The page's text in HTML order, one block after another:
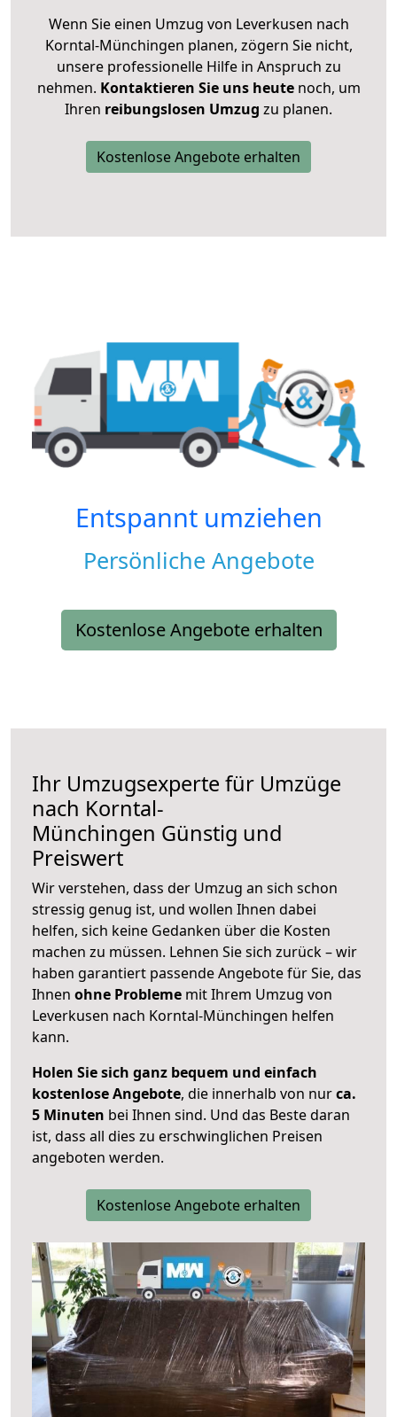
Wenn Sie einen Umzug von Leverkusen nach
Korntal-Münchingen planen, zögern Sie nicht,
unsere professionelle Hilfe in Anspruch zu
nehmen. Kontaktieren Sie uns heutenoch, um
Ihren reibungslosen Umzug zu planen.
Kostenlose Angebote erhalten
Entspannt umziehen
Persönliche Angebote
Kostenlose Angebote erhalten
Ihr Umzugsexperte für Umzüge
nach Korntal-
Münchingen Günstig und
Preiswert
Wir verstehen, dass der Umzug an sich schon
stressig genug ist, und wollen Ihnen dabei
helfen, sich keine Gedanken über die Kosten
machen zu müssen. Lehnen Sie sich zurück – wir
haben garantiert passende Angebote für Sie, das
Ihnen ohne Probleme mit Ihrem Umzug von
Leverkusen nach Korntal-Münchingen helfen
kann.
Holen Sie sich ganz bequem und einfach
kostenlose Angebote, die innerhalb von nurca.
5 Minuten bei Ihnen sind. Und das Beste daran
ist, dass all dies zu erschwinglichen Preisen
angeboten werden.
Kostenlose Angebote erhalten